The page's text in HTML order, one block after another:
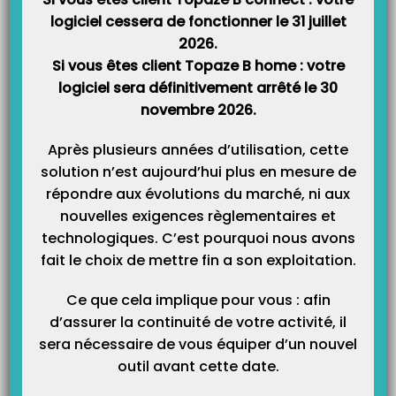
logiciel cessera de fonctionner le 31 juillet
2026.
Si vous êtes client Topaze B home : votre
logiciel sera définitivement arrêté le 30
novembre 2026.
Après plusieurs années d’utilisation, cette
solution n’est aujourd’hui plus en mesure de
répondre aux évolutions du marché, ni aux
nouvelles exigences règlementaires et
technologiques. C’est pourquoi nous avons
fait le choix de mettre fin a son exploitation.
Ce que cela implique pour vous : afin
d’assurer la continuité de votre activité, il
sera nécessaire de vous équiper d’un nouvel
outil avant cette date.